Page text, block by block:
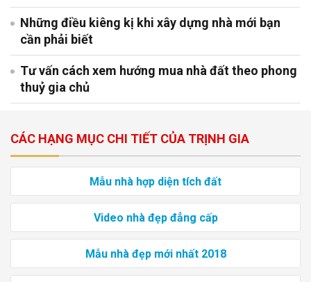
Những điều kiêng kị khi xây dựng nhà mới bạn
cần phải biết
Tư vấn cách xem hướng mua nhà đất theo phong
thuỷ gia chủ
CÁC HẠNG MỤC CHI TIẾT CỦA TRỊNH GIA
Mẫu nhà hợp diện tích đất
Video nhà đẹp đẳng cấp
Mẫu nhà đẹp mới nhất 2018